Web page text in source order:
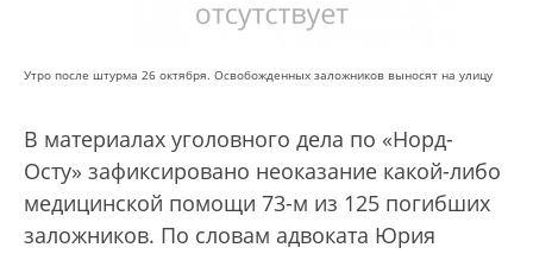
Утро после штурма 26 октября. Освобожденных заложников выносят на улицу
В материалах уголовного дела по «Норд-
Осту» зафиксировано неоказание какой-либо
медицинской помощи 73-м из 125 погибших
заложников. По словам адвоката Юрия